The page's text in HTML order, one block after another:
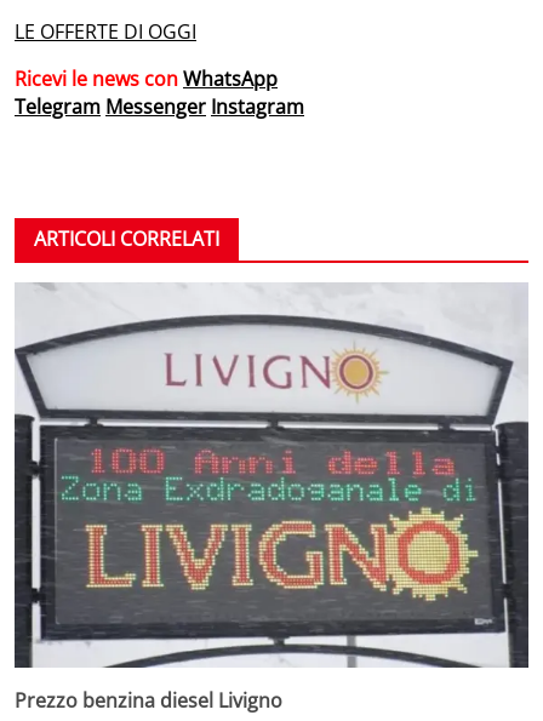
LE OFFERTE DI OGGI
Ricevi le news conWhatsApp
Telegram Messenger Instagram
ARTICOLI CORRELATI
Prezzo benzina diesel Livigno